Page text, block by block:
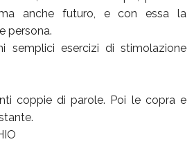
anche futuro, e con essa la
persona.
semplici esercizi di stimolazione
coppie di parole. Poi le copra e